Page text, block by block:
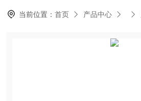
当前位置：首页 产品中心